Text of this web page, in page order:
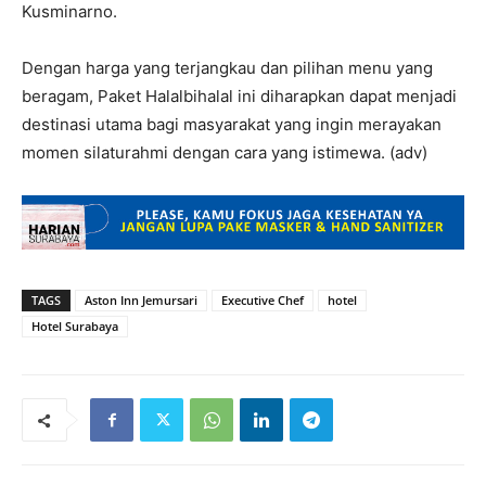
Kusminarno.
Dengan harga yang terjangkau dan pilihan menu yang
beragam, Paket Halalbihalal ini diharapkan dapat menjadi
destinasi utama bagi masyarakat yang ingin merayakan
momen silaturahmi dengan cara yang istimewa. (adv)
TAGS Aston Inn Jemursari Executive Chef
hotel
Hotel Surabaya